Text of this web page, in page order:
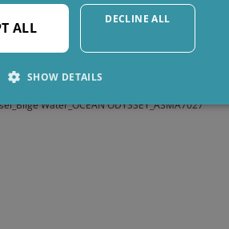
中受益–单击下载
Water_OCEAN ODYSSEY_ASMA7027
ALL
DECLINE ALL
SHOW DETAILS
such as user login and account management. The